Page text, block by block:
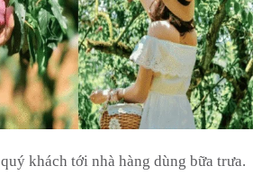
khách tới nhà hàng dùng bữa trưa.